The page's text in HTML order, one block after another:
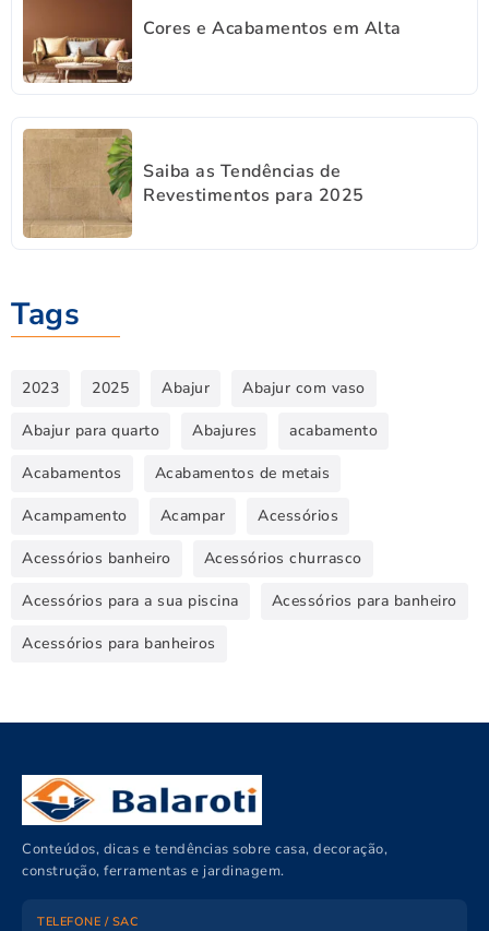
Cores e Acabamentos em Alta
Saiba as Tendências de
Revestimentos para 2025
Tags
2023 2025 Abajur Abajur com vaso
Abajur para quarto Abajures acabamento
Acabamentos Acabamentos de metais
Acampamento Acampar Acessórios
Acessórios banheiro Acessórios churrasco
Acessórios para a sua piscina Acessórios para banheiro
Acessórios para banheiros
Conteúdos, dicas e tendências sobre casa, decoração,
construção, ferramentas e jardinagem.
TELEFONE / SAC